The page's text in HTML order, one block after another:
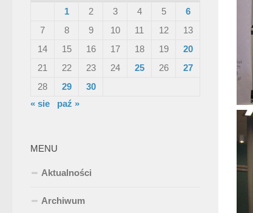
1
2 3 4 5
6
7
8 9 10 11 12
13
14
15 16 17 18 19
20
21
22 23 24 25 26
27
28
29
30
« sie
paź »
MENU
Aktualności
Archiwum